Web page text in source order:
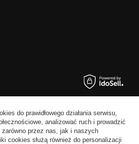
do prawidłowego działania serwisu,
analizować ruch i prowadzić
zarówno przez nas, jak i naszych
cookies służą również do personalizacji